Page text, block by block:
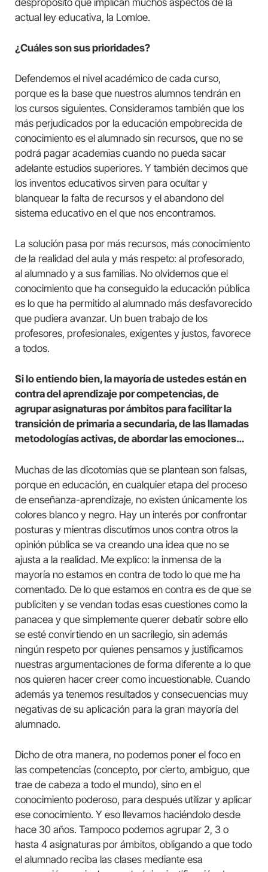
actual ley educativa, la Lomloe.
¿Cuáles son sus prioridades?
Defendemos el nivel académico de cada curso,
porque es la base que nuestros alumnos tendrán en
los cursos siguientes. Consideramos también que los
más perjudicados por la educación empobrecida de
conocimiento es el alumnado sin recursos, que no se
podrá pagar academias cuando no pueda sacar
adelante estudios superiores. Y también decimos que
los inventos educativos sirven para ocultar y
blanquear la falta de recursos y el abandono del
sistema educativo en el que nos encontramos.
La solución pasa por más recursos, más conocimiento
de la realidad del aula y más respeto: al profesorado,
al alumnado y a sus familias. No olvidemos que el
conocimiento que ha conseguido la educación pública
es lo que ha permitido al alumnado más desfavorecido
que pudiera avanzar. Un buen trabajo de los
profesores, profesionales, exigentes y justos, favorece
a todos.
Si lo entiendo bien, la mayoría de ustedes están en
contra del aprendizaje por competencias, de
agrupar asignaturas por ámbitos para facilitar la
transición de primaria a secundaria, de las llamadas
metodologías activas, de abordar las emociones…
Muchas de las dicotomías que se plantean son falsas,
porque en educación, en cualquier etapa del proceso
de enseñanza-aprendizaje, no existen únicamente los
colores blanco y negro. Hay un interés por confrontar
posturas y mientras discutimos unos contra otros la
opinión pública se va creando una idea que no se
ajusta a la realidad. Me explico: la inmensa de la
mayoría no estamos en contra de todo lo que me ha
comentado. De lo que estamos en contra es de que se
publiciten y se vendan todas esas cuestiones como la
panacea y que simplemente querer debatir sobre ello
se esté convirtiendo en un sacrilegio, sin además
ningún respeto por quienes pensamos y justificamos
nuestras argumentaciones de forma diferente a lo que
nos quieren hacer creer como incuestionable. Cuando
además ya tenemos resultados y consecuencias muy
negativas de su aplicación para la gran mayoría del
alumnado.
Dicho de otra manera, no podemos poner el foco en
las competencias (concepto, por cierto, ambiguo, que
trae de cabeza a todo el mundo), sino en el
conocimiento poderoso, para después utilizar y aplicar
ese conocimiento. Y eso llevamos haciéndolo desde
hace 30 años. Tampoco podemos agrupar 2, 3 o
hasta 4 asignaturas por ámbitos, obligando a que todo
el alumnado reciba las clases mediante esa